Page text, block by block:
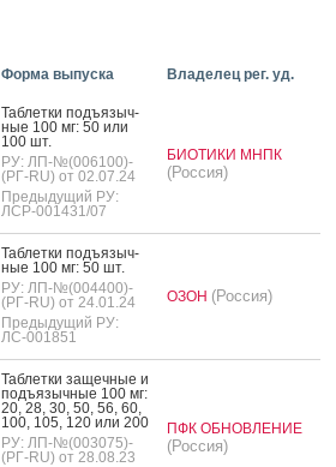
Форма выпуска Владелец рег. уд.
Таб­летки подъ­языч­
ные 100 мг: 50 или
100 шт.
РУ: ЛП-№(006100)-
(РГ-RU) от 02.07.24
Предыдущий РУ:
ЛСР-001431/07
БИОТИКИ МНПК
(Россия)
Таб­летки подъ­языч­
ные 100 мг: 50 шт.
РУ: ЛП-№(004400)-
(РГ-RU) от 24.01.24
Предыдущий РУ:
ЛС-001851
ОЗОН (Россия)
Таб­летки за­щеч­ные и
подъ­языч­ные 100 мг:
20, 28, 30, 50, 56, 60,
100, 105, 120 или 200
РУ: ЛП-№(003075)-
(РГ-RU) от 28.08.23
ПФК ОБНОВЛЕНИЕ
(Россия)